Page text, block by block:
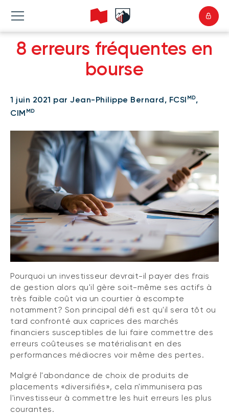
8 erreurs fréquentes en
bourse
1 juin 2021 par Jean-Philippe Bernard, FCSI MD,
CIM MD
Pourquoi un investisseur devrait-il payer des frais
de gestion alors qu'il gère soit-même ses actifs à
très faible coût via un courtier à escompte
notamment? Son principal défi est qu'il sera tôt ou
tard confronté aux caprices des marchés
financiers susceptibles de lui faire commettre des
erreurs coûteuses se matérialisant en des
performances médiocres voir même des pertes.
Malgré l'abondance de choix de produits de
placements «diversifiés», cela n'immunisera pas
l'investisseur à commettre les huit erreurs les plus
courantes.